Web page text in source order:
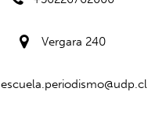
Vergara 240
escuela.periodismo@udp.cl